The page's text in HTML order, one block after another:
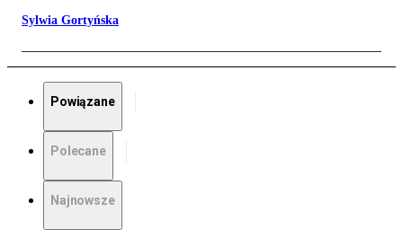
Sylwia Gortyńska
Powiązane
Polecane
Najnowsze